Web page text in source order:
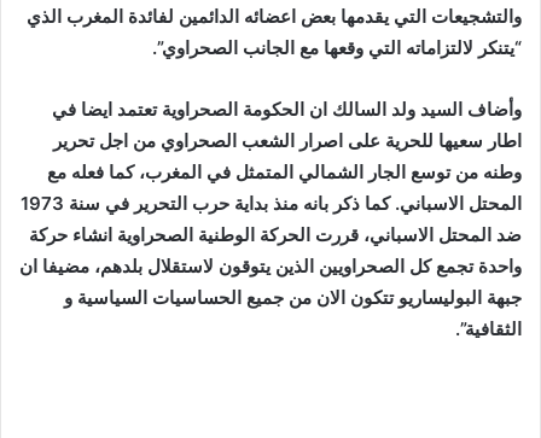
والتشجيعات التي يقدمها بعض اعضائه الدائمين لفائدة المغرب الذي
“يتنكر لالتزاماته التي وقعها مع الجانب الصحراوي”.
وأضاف السيد ولد السالك ان الحكومة الصحراوية تعتمد ايضا في
اطار سعيها للحرية على اصرار الشعب الصحراوي من اجل تحرير
وطنه من توسع الجار الشمالي المتمثل في المغرب، كما فعله مع
المحتل الاسباني. كما ذكر بانه منذ بداية حرب التحرير في سنة 1973
ضد المحتل الاسباني، قررت الحركة الوطنية الصحراوية انشاء حركة
واحدة تجمع كل الصحراويين الذين يتوقون لاستقلال بلدهم، مضيفا ان
جبهة البوليساريو تتكون الان من جميع الحساسيات السياسية و
الثقافية”.